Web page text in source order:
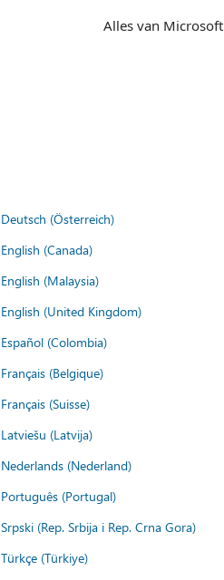
Alles van Microsoft
Deutsch (Österreich)
English (Canada)
English (Malaysia)
English (United Kingdom)
Español (Colombia)
Français (Belgique)
Français (Suisse)
Latviešu (Latvija)
Nederlands (Nederland)
Português (Portugal)
Srpski (Rep. Srbija i Rep. Crna Gora)
Türkçe (Türkiye)